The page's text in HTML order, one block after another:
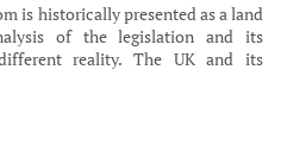
is historically presented as a land
of the legislation and its
reality. The UK and its